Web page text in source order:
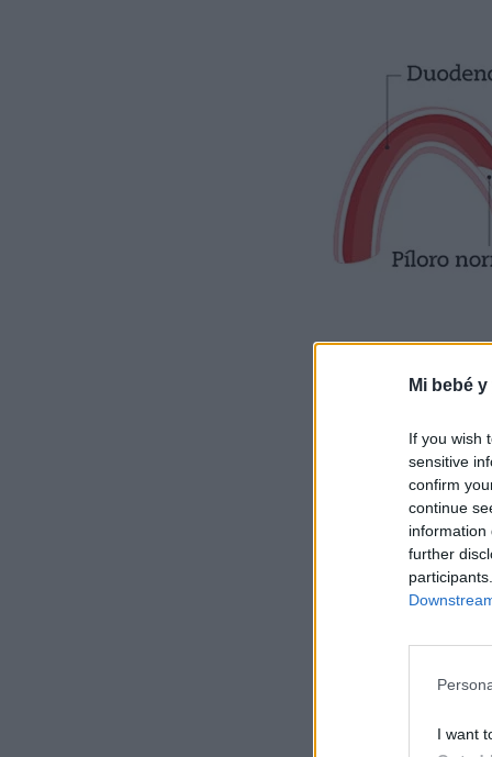
Mi bebé
If you wish
sensitive
confirm
continue
information
further
I want